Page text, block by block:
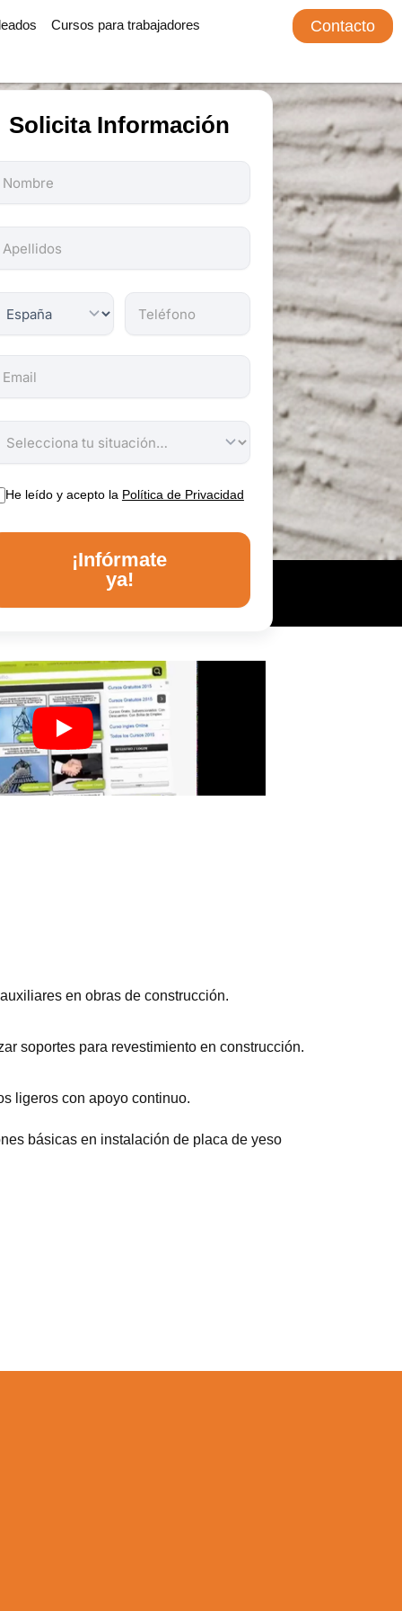
Cursos para trabajadores Contacto
Solicita Información
He leído y acepto la Política de Privacidad
¡Infórmate
ya!
en obras de construcción.
soportes para revestimiento en construcción.
ligeros con apoyo continuo.
básicas en instalación de placa de yeso